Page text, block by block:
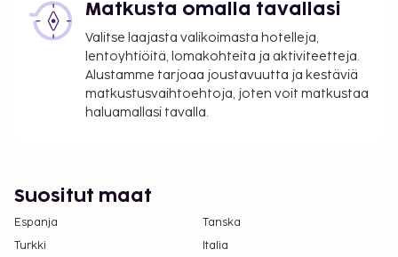
Matkusta omalla tavallasi
Valitse laajasta valikoimasta hotelleja,
lentoyhtiöitä, lomakohteita ja aktiviteetteja.
Alustamme tarjoaa joustavuutta ja kestäviä
matkustusvaihtoehtoja, joten voit matkustaa
haluamallasi tavalla.
Suositut maat
Espanja
Tanska
Turkki
Italia